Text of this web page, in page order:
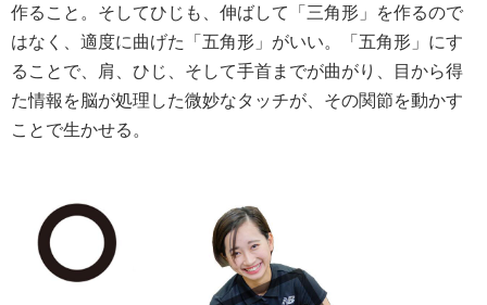
作ること。そしてひじも、伸ばして「三角形」を作るので
はなく、適度に曲げた「五角形」がいい。「五角形」にす
ることで、肩、ひじ、そして手首までが曲がり、目から得
た情報を脳が処理した微妙なタッチが、その関節を動かす
ことで生かせる。